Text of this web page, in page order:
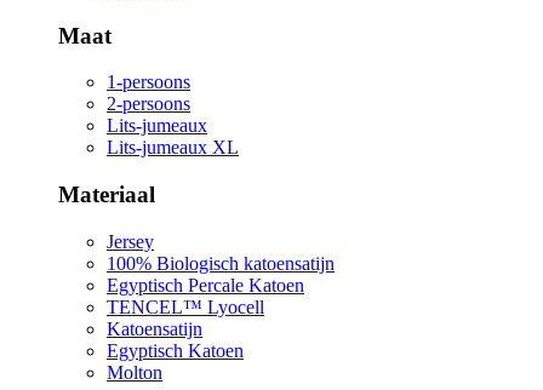
Maat
1-persoons
2-persoons
Lits-jumeaux
Lits-jumeaux XL
Materiaal
Jersey
100% Biologisch katoensatijn
Egyptisch Percale Katoen
TENCEL™ Lyocell
Katoensatijn
Egyptisch Katoen
Molton